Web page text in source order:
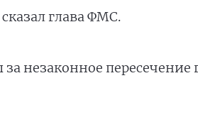
глава ФМС.
незаконное пересечение